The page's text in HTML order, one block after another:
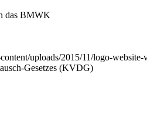
das BMWK
uploads/2015/11/logo-
Gesetzes (KVDG)